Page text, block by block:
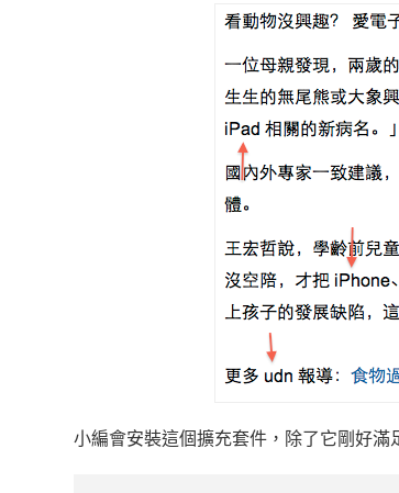
小編會安裝這個擴充套件，除了它剛好滿